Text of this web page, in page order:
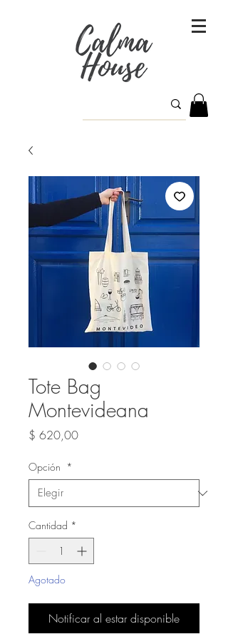
Tote Bag
Montevideana
$ 620,00Precio
Opción *
Cantidad *
Agotado
Notificar al estar disponible